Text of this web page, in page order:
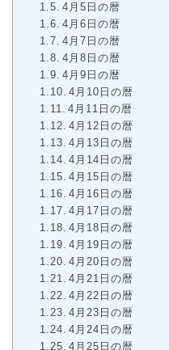
4月5日の暦
4月6日の暦
4月7日の暦
4月8日の暦
4月9日の暦
4月10日の暦
4月11日の暦
4月12日の暦
4月13日の暦
4月14日の暦
4月15日の暦
4月16日の暦
4月17日の暦
4月18日の暦
4月19日の暦
4月20日の暦
4月21日の暦
4月22日の暦
4月23日の暦
4月24日の暦
4月25日の暦